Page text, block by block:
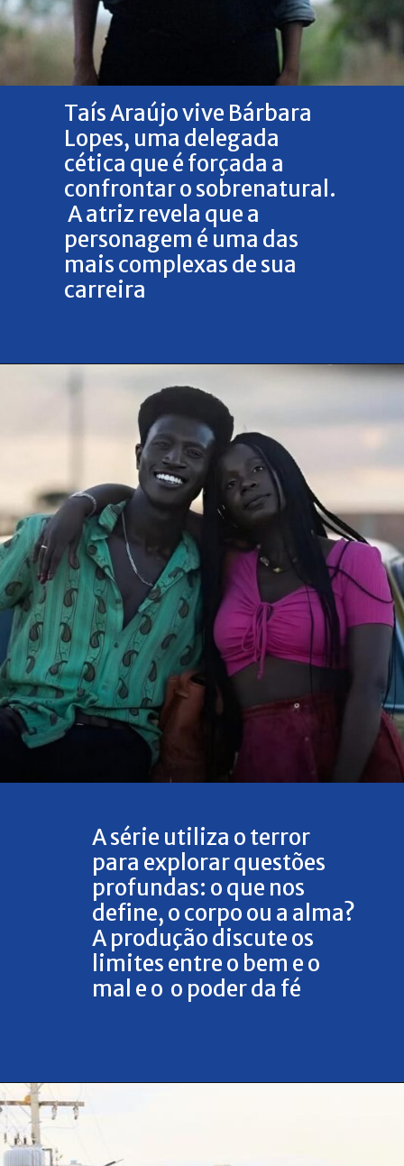
Taís Araújo vive Bárbara
Lopes, uma delegada
cética que é forçada a
confrontar o sobrenatural.
A atriz revela que a
personagem é uma das
mais complexas de sua
carreira
A série utiliza o terror
para explorar questões
profundas: o que nos
define, o corpo ou a alma?
A produção discute os
limites entre o bem e o
mal e o o poder da fé